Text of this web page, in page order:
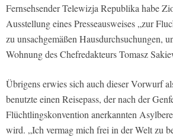
FernsehsenderTelewizja Republika habe
Ausstellung eines Presseausweises „zur
zu unsachgemäßen Hausdurchsuchungen,
Wohnung des Chefredakteurs Tomasz
Übrigens erwies sich auch dieser Vorwurf
benutzte einen Reisepass, der nach der
Flüchtlingskonvention anerkannten
wird. „Ich vermag mich frei in der Welt zu